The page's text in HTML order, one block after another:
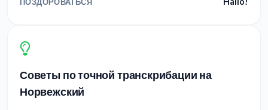
ПОЗДОРОВАТЬСЯ
Советы по точной транскрибации на
Норвежский